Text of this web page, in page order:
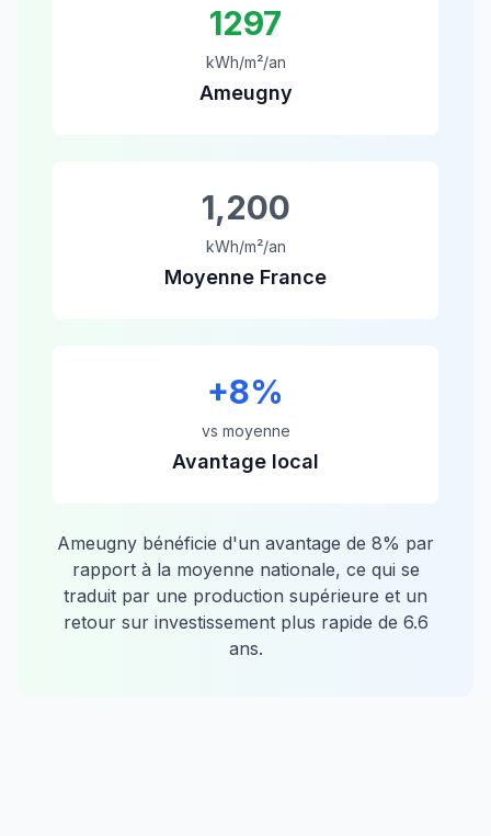
1297
kWh/m²/an
Ameugny
1,200
kWh/m²/an
Moyenne France
+8%
vs moyenne
Avantage local
Ameugny bénéficie d'un avantage de 8% par
rapport à la moyenne nationale, ce qui se
traduit par une production supérieure et un
retour sur investissement plus rapide de 6.6
ans.